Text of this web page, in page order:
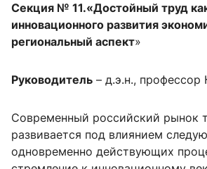
Секция № 11.«Достойный труд
инновационного развития
региональный аспект»
Руководитель – д.э.н., профессор
Современный российский рынок
развивается под влиянием
одновременно действующих